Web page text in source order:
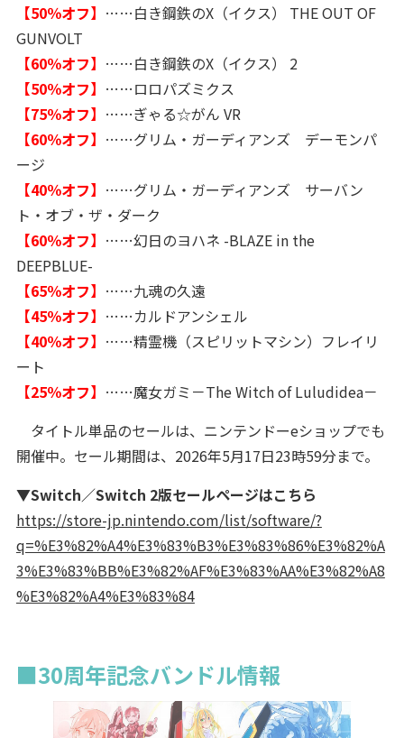
【50％オフ】 ……白き鋼鉄のX（イクス） THE OUT OF
GUNVOLT
【60％オフ】 ……白き鋼鉄のX（イクス） 2
【50％オフ】 ……ロロパズミクス
【75％オフ】 ……ぎゃる☆がん VR
【60％オフ】 ……グリム・ガーディアンズ デーモンパ
ージ
【40％オフ】 ……グリム・ガーディアンズ サーバン
ト・オブ・ザ・ダーク
【60％オフ】 ……幻日のヨハネ -BLAZE in the
DEEPBLUE-
【65％オフ】 ……九魂の久遠
【45％オフ】 ……カルドアンシェル
【40％オフ】 ……精霊機（スピリットマシン）フレイリ
ート
【25％オフ】 ……魔女ガミ－The Witch of Luludidea－
タイトル単品のセールは、ニンテンドーeショップでも
開催中。セール期間は、2026年5月17日23時59分まで。
▼Switch／Switch 2版セールページはこちら
https://store-jp.nintendo.com/list/software/?
q=%E3%82%A4%E3%83%B3%E3%83%86%E3%82%A
3%E3%83%BB%E3%82%AF%E3%83%AA%E3%82%A8
%E3%82%A4%E3%83%84
■30周年記念バンドル情報